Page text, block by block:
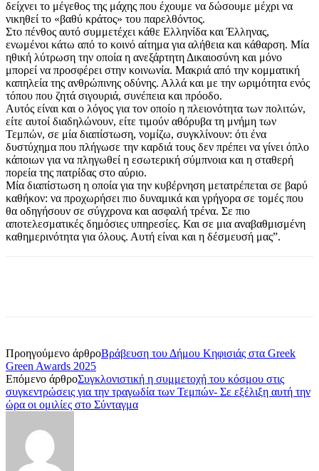
δείχνει το μέγεθος της μάχης που έχουμε να δώσουμε μέχρι να
νικηθεί το «βαθύ κράτος» του παρελθόντος.
Στο πένθος αυτό συμμετέχει κάθε Ελληνίδα και Έλληνας,
ενωμένοι κάτω από το κοινό αίτημα για αλήθεια και κάθαρση. Μία
ηθική λύτρωση την οποία η ανεξάρτητη Δικαιοσύνη και μόνο
μπορεί να προσφέρει στην κοινωνία. Μακριά από την κομματική
καπηλεία της ανθρώπινης οδύνης. Αλλά και με την ωριμότητα ενός
τόπου που ζητά σιγουριά, συνέπεια και πρόοδο.
Αυτός είναι και ο λόγος για τον οποίο η πλειονότητα των πολιτών,
είτε αυτοί διαδηλώνουν, είτε τιμούν αθόρυβα τη μνήμη των
Τεμπών, σε μία διαπίστωση, νομίζω, συγκλίνουν: ότι ένα
δυστύχημα που πλήγωσε την καρδιά τους δεν πρέπει να γίνει όπλο
κάποιων για να πληγωθεί η εσωτερική σύμπνοια και η σταθερή
πορεία της πατρίδας στο αύριο.
Μία διαπίστωση η οποία για την κυβέρνηση μετατρέπεται σε βαρύ
καθήκον: να προχωρήσει πιο δυναμικά και γρήγορα σε τομές που
θα οδηγήσουν σε σύγχρονα και ασφαλή τρένα. Σε πιο
αποτελεσματικές δημόσιες υπηρεσίες. Και σε μια αναβαθμισμένη
καθημερινότητα για όλους. Αυτή είναι και η δέσμευσή μας”.
Προηγούμενο άρθροΒράβευση του Δήμου Κηφισιάς στα Greek
Green Awards 2025
Επόμενο άρθροΣυγκλονιστική η συμμετοχή του κόσμου στις
συγκεντρώσεις για την τραγωδία των Τεμπών- Σε εξέλιξη αυτή την
ώρα οι ομιλίες στο Σύνταγμα